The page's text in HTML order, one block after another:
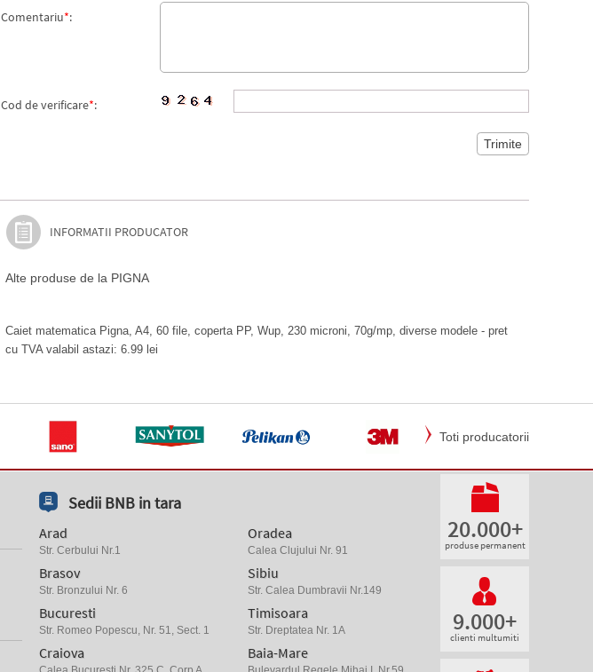
Comentariu*:
Cod de verificare*:
INFORMATII PRODUCATOR
Alte produse de la PIGNA
Caiet matematica Pigna, A4, 60 file, coperta PP, Wup, 230 microni, 70g/mp, diverse modele - pret
cu TVA valabil astazi: 6.99 lei
Toti producatorii
Sedii BNB in tara
Arad
Str. Cerbului Nr.1
Brasov
Str. Bronzului Nr. 6
Bucuresti
Str. Romeo Popescu, Nr. 51, Sect. 1
Craiova
Oradea
Calea Clujului Nr. 91
Sibiu
Str. Calea Dumbravii Nr.149
Timisoara
Str. Dreptatea Nr. 1A
Baia-Mare
20.000+
produse permanent
9.000+
clienti multumiti